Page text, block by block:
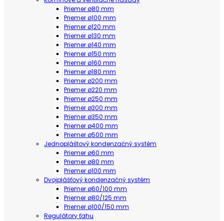
Priemer ø80 mm
Priemer ø100 mm
Priemer ø120 mm
Priemer ø130 mm
Priemer ø140 mm
Priemer ø150 mm
Priemer ø160 mm
Priemer ø180 mm
Priemer ø200 mm
Priemer ø220 mm
Priemer ø250 mm
Priemer ø300 mm
Priemer ø350 mm
Priemer ø400 mm
Priemer ø500 mm
Jednopláštový kondenzačný systém
Priemer ø60 mm
Priemer ø80 mm
Priemer ø100 mm
Dvojplášťový kondenzačný systém
Priemer ø60/100 mm
Priemer ø80/125 mm
Priemer ø100/150 mm
Regulátory ťahu